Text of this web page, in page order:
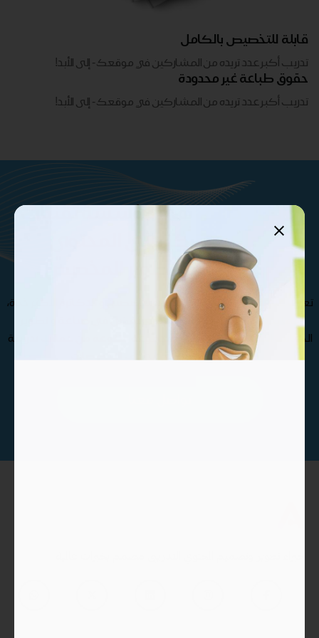
قابلة للتخصيص بالكامل
تدريب أكبر عدد تريده من المشاركين في موقعك - ​​إلى الأبد!
حقوق طباعة غير محدودة
تدريب أكبر عدد تريده من المشاركين في موقعك - ​​إلى الأبد!
ماتريال درايف هي مؤسسة تقنيات
تعليمية تركز على المحتوى
والمنصات والتطوير المخصص .
تعرف على فريقنا الإستثنائي من المتخصصين و الدكاترة الأكثر خبرة،
مما يجعل مؤسسة ماتريال درايف الأفضل في صناعة و تطوير
الحقائب التدريبية , كذلك نوفر مجموعة متنوعة من حقائب تدريبية
بجودة عالية تغطي مختلف التخصصات